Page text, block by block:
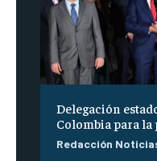
Delegación
Colombia para
Redacción